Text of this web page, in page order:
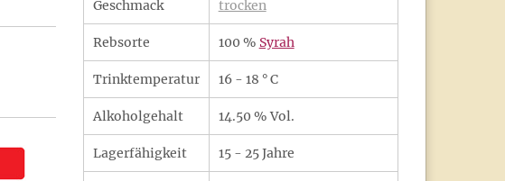
Geschmack trocken
Rebsorte 100 % Syrah
Trinktemperatur 16 - 18 ° C
Alkoholgehalt 14.50 % Vol.
Lagerfähigkeit 15 - 25 Jahre